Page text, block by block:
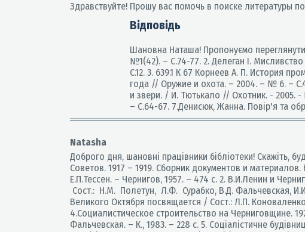
Здравствуйте! Прошу вас помочь в поиске литературы
Відповідь
Шановна Наташа! Пропонуємо
№1(42). – С.74-77. 2. Делеган І. Мисливство
С.12. 3. 639.1 К 67 Корнеев А. П. История
года // Оружие и охота. – 2004. – № 6. –
и звери. / И. Тютькало // Охотник. - 2005.
– С.64-67. 7.Денисюк, Жанна. Повір'я та
Natasha
Доброго дня, шановні працівники бібліотеки! Скажіть,
Советов. 1917 – 1919. Сборник документов и
Е.П.Тессен. – Чернигов, 1957. – 474 с. 2. В.И.Ленин и
Сост.: Н.М. Полетун, Л.Ф. Сурабко, В.Д. Фальчевская,
Великого Октября посвящается / Сост.: Л.П.
4.Социалистическое строительство на
Фальчевская. – К., 1983. – 228 с. 5. Соціалістичне